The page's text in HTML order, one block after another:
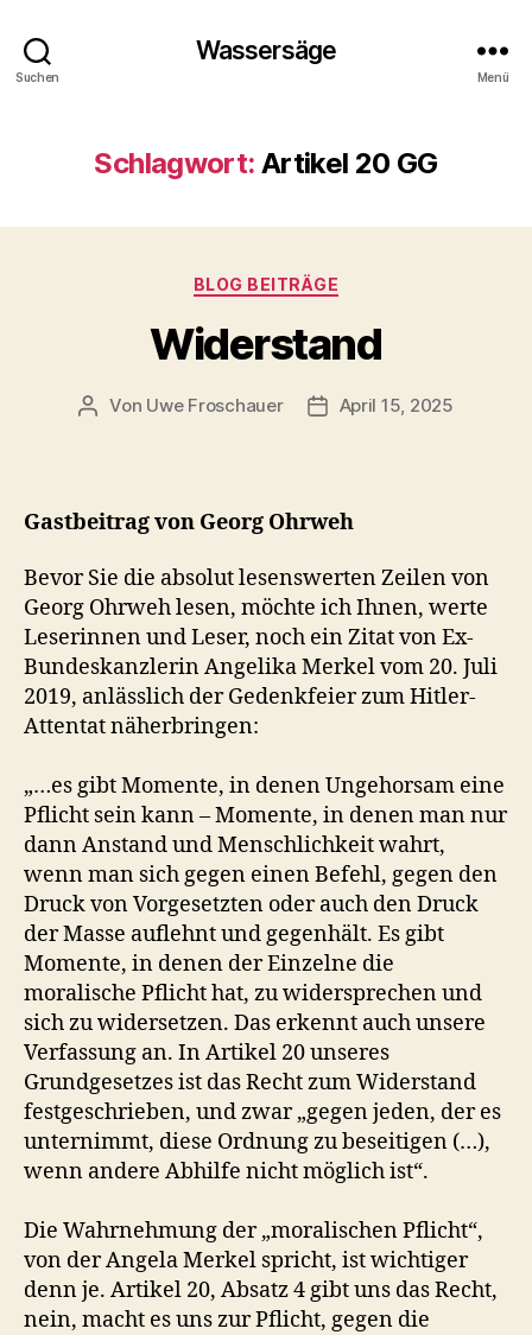
Suchen
Wassersäge
Menü
Schlagwort: Artikel 20 GG
Kategorien
BLOG BEITRÄGE
Widerstand
Beitragsautor
Von Uwe Froschauer Beitragsdatum
April 15, 2025
Gastbeitrag von Georg Ohrweh
Bevor Sie die absolut lesenswerten Zeilen von
Georg Ohrweh lesen, möchte ich Ihnen, werte
Leserinnen und Leser, noch ein Zitat von Ex-
Bundeskanzlerin Angelika Merkel vom 20. Juli
2019, anlässlich der Gedenkfeier zum Hitler-
Attentat näherbringen:
„…es gibt Momente, in denen Ungehorsam eine
Pflicht sein kann – Momente, in denen man nur
dann Anstand und Menschlichkeit wahrt,
wenn man sich gegen einen Befehl, gegen den
Druck von Vorgesetzten oder auch den Druck
der Masse auflehnt und gegenhält. Es gibt
Momente, in denen der Einzelne die
moralische Pflicht hat, zu widersprechen und
sich zu widersetzen. Das erkennt auch unsere
Verfassung an. In Artikel 20 unseres
Grundgesetzes ist das Recht zum Widerstand
festgeschrieben, und zwar „gegen jeden, der es
unternimmt, diese Ordnung zu beseitigen (…),
wenn andere Abhilfe nicht möglich ist“.
Die Wahrnehmung der „moralischen Pflicht“,
von der Angela Merkel spricht, ist wichtiger
denn je. Artikel 20, Absatz 4 gibt uns das Recht,
nein, macht es uns zur Pflicht, gegen die